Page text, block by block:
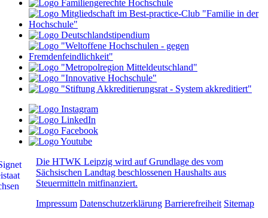
Die HTWK Leipzig wird auf Grundlage des vom
Sächsischen Landtag beschlossenen Haushalts aus
Steuermitteln mitfinanziert.
Impressum Datenschutzerklärung Barrierefreiheit Sitemap